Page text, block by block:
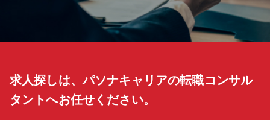
関連業界を中心に事業の水平分業化が世界的規模で進展しています。
■国内外の完成品メーカーとの付き合いがあり、自動車関連や産業機
器関連、通信機器関連など様々なメーカーとの取引があります。 ■単
lectronics Manufacturing Service（電子機器受託製造サービス）」の
こと。 コスト削減や、経営の効率化という面で大手メーカーから注目
求人探しは、パソナキャリアの転職コンサル
タントへお任せください。